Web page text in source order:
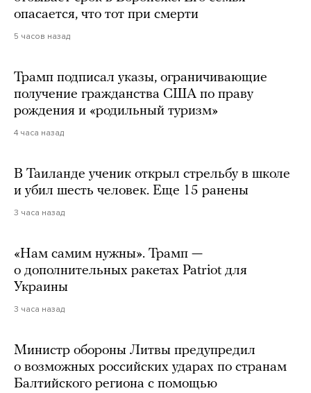
опасается, что тот при смерти
5 часов назад
Трамп подписал указы, ограничивающие
получение гражданства США по праву
рождения и «родильный туризм»
4 часа назад
В Таиланде ученик открыл стрельбу в школе
и убил шесть человек. Еще 15 ранены
3 часа назад
«Нам самим нужны». Трамп —
о дополнительных ракетах Patriot для
Украины
3 часа назад
Министр обороны Литвы предупредил
о возможных российских ударах по странам
Балтийского региона с помощью